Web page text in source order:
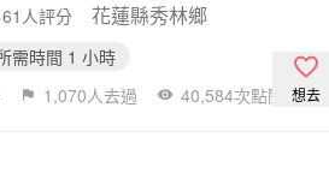
61人評分 花蓮縣秀林鄉
需時間 1 小時
1,070人去過 40,584次點閱 想去